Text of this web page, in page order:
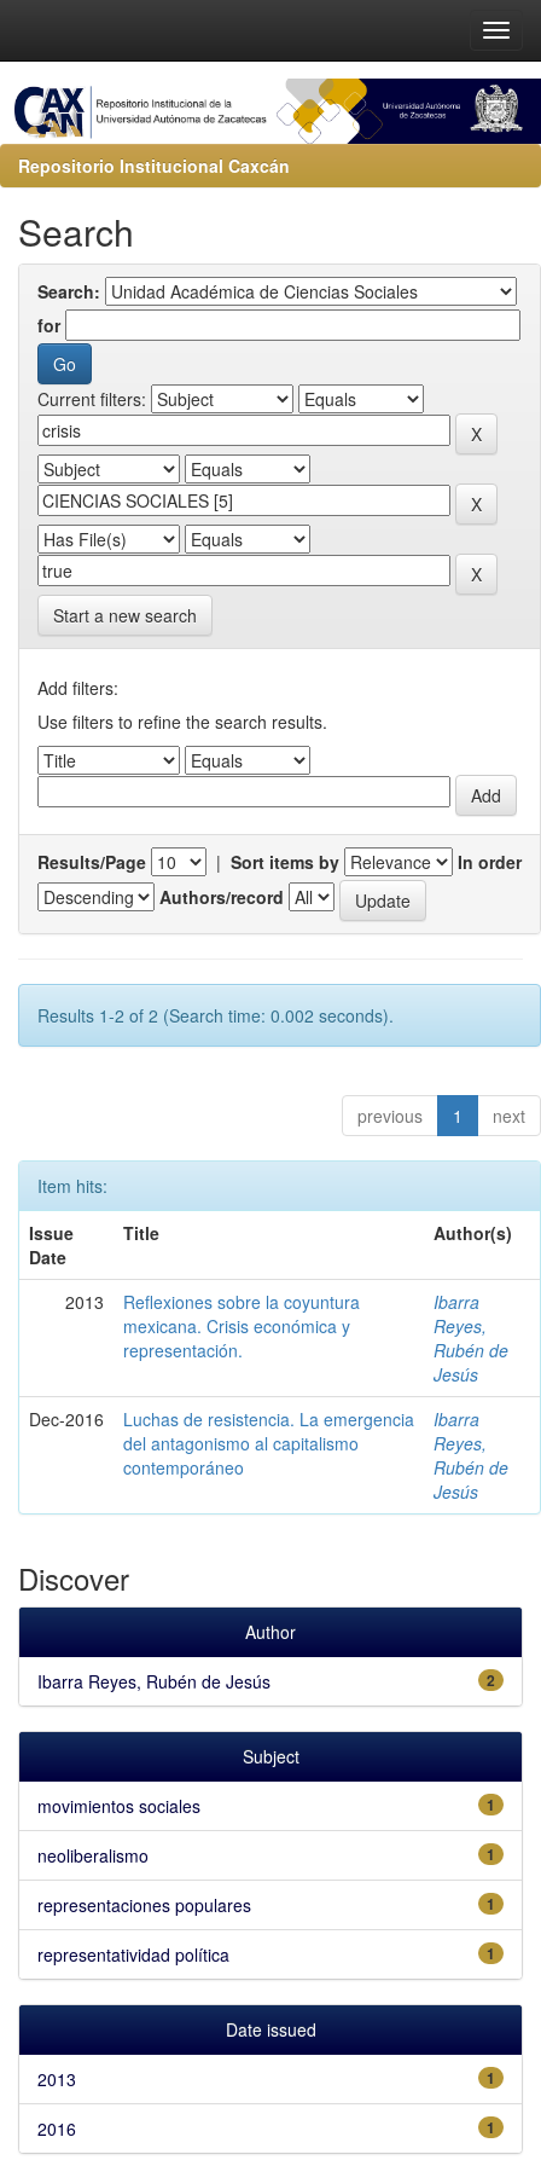
Repositorio Institucional Caxcán
Search
Search:
for
Current filters:
Start a new search
Add filters:
Use filters to refine the search results.
Results/Page | Sort items by
In order
Authors/record
Results 1-2 of 2 (Search time: 0.002 seconds).
previous 1 next
Item hits:
Issue
Date
Title Author(s)
2013
Reflexiones sobre la coyuntura
mexicana. Crisis económica y
representación.
Ibarra
Reyes,
Rubén de
Jesús
Dec-2016
Luchas de resistencia. La emergencia
del antagonismo al capitalismo
contemporáneo
Ibarra
Reyes,
Rubén de
Jesús
Discover
Author
2
Ibarra Reyes, Rubén de Jesús
Subject
1
movimientos sociales
1
neoliberalismo
1
representaciones populares
1
representatividad política
Date issued
1
2013
1
2016